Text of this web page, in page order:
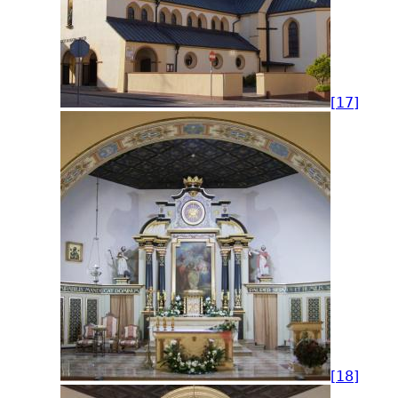
[17]
[18]